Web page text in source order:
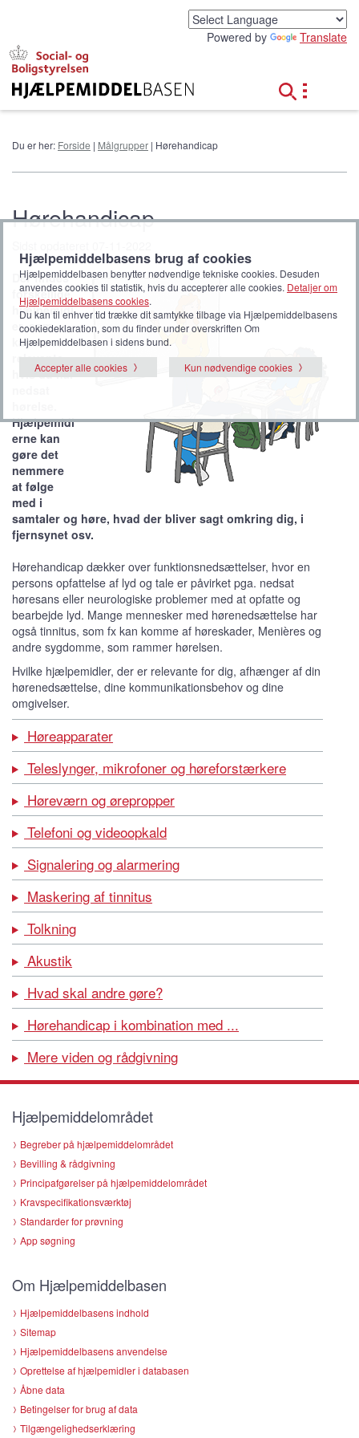
h
Powered by Translate
Du er her: Forside | Målgrupper | Hørehandicap
Hørehandicap
Der findes
forskellige
hjælpemidl
er, som
kan være
relevante,
hvis du har
Hjælpemidl
erne kan
gøre det
nemmere
at følge
med i
samtaler og høre, hvad der bliver sagt omkring dig, i
fjernsynet osv.
Hørehandicap dækker over funktionsnedsættelser, hvor en
persons opfattelse af lyd og tale er påvirket pga. nedsat
høresans eller neurologiske problemer med at opfatte og
bearbejde lyd. Mange mennesker med hørenedsættelse har
også tinnitus, som fx kan komme af høreskader, Menières og
andre sygdomme, som rammer hørelsen.
Hvilke hjælpemidler, der er relevante for dig, afhænger af din
hørenedsættelse, dine kommunikationsbehov og dine
omgivelser.
Høreapparater
Teleslynger, mikrofoner og høreforstærkere
Høreværn og ørepropper
Telefoni og videoopkald
Signalering og alarmering
Maskering af tinnitus
Tolkning
Akustik
Hvad skal andre gøre?
Hørehandicap i kombination med ...
Mere viden og rådgivning
Hjælpemiddelområdet
Begreber på hjælpemiddelområdet
Bevilling & rådgivning
Principafgørelser på hjælpemiddelområdet
Kravspecifikationsværktøj
Standarder for prøvning
App søgning
Om Hjælpemiddelbasen
Hjælpemiddelbasens indhold
Sitemap
Hjælpemiddelbasens anvendelse
Oprettelse af hjælpemidler i databasen
Åbne data
Betingelser for brug af data
Tilgængelighedserklæring
Hjælpemiddelbasens brug af cookies
Hjælpemiddelbasen benytter nødvendige tekniske cookies. Desuden
anvendes cookies til statistik, hvis du accepterer alle cookies. Detaljer om
Hjælpemiddelbasens cookies.
Du kan til enhver tid trække dit samtykke tilbage via Hjælpemiddelbasens
cookiedeklaration, som du finder under overskriften Om
Hjælpemiddelbasen i sidens bund.
Accepter alle cookies
Kun nødvendige cookies